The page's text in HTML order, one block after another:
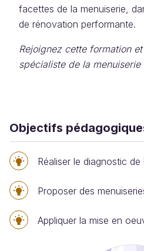
facettes de la menuiserie,
de rénovation performante.
Rejoignez cette formation
spécialiste de la menuiserie
Objectifs
Réaliser le diagnostic
Proposer des
Appliquer la mise en